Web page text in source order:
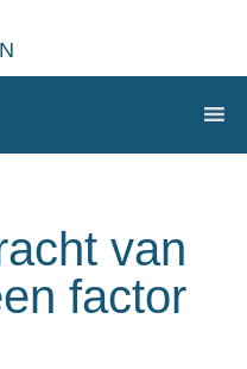
van
factor